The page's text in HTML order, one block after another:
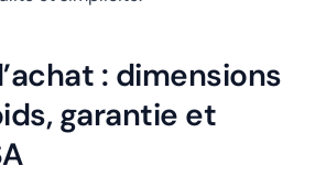
: dimensions
garantie et